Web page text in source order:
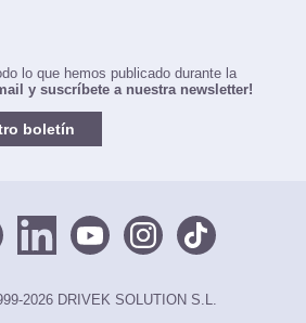
lo que hemos publicado durante la
y suscríbete a nuestra newsletter!
boletín
2026 DRIVEK SOLUTION S.L.